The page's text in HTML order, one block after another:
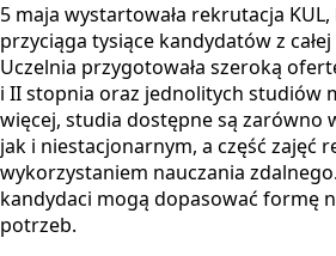
5 maja wystartowała rekrutacja
przyciąga tysiące kandydatów z
Uczelnia przygotowała szeroką
i II stopnia oraz jednolitych studiów
więcej, studia dostępne są zarówno
jak i niestacjonarnym, a część zajęć
wykorzystaniem nauczania
kandydaci mogą dopasować formę
potrzeb.